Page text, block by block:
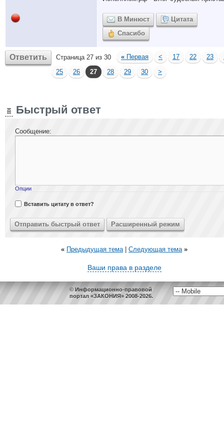
В Минюст
Цитата
Спасибо
Ответить Страница 27 из 30 « Первая < 17 22 23
25
26 27 28 29 30 >
Быстрый ответ
Сообщение:
Опции
Вставить цитату в ответ?
« Предыдущая тема| Следующая тема »
Ваши права в разделе
© Информационно-правовой
портал «ЗАКОНИЯ» 2008-2026.